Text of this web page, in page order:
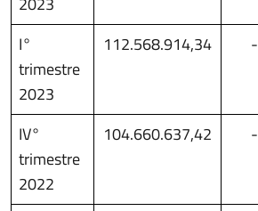
I°
trimestre
2023
112.568.914,34
IV°
trimestre
2022
104.660.637,42